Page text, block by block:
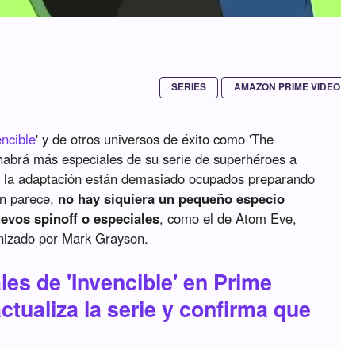
SERIES AMAZON PRIME VIDEO
' y de otros universos de éxito como 'The
más especiales de su serie de superhéroes a
adaptación están demasiado ocupados preparando
parece, no hay siquiera un pequeño especio
spinoff o especiales, como el de Atom Eve,
por Mark Grayson.
de 'Invencible' en Prime
la serie y confirma que